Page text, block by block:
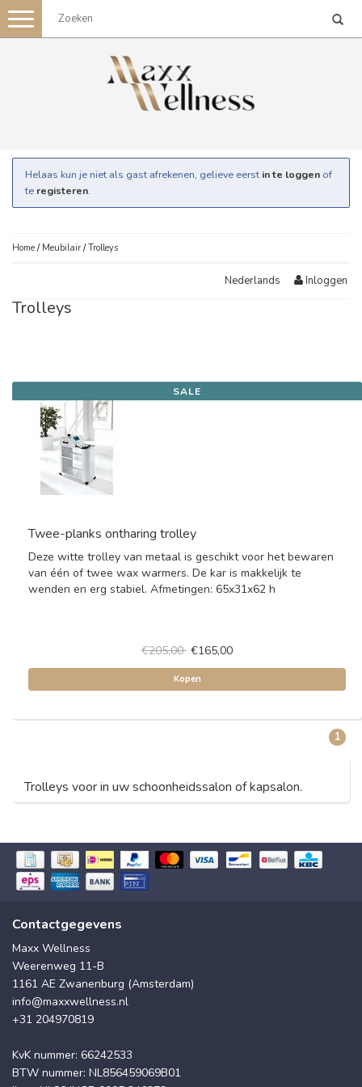
Toggle
navigation
Helaas kun je niet als gast afrekenen, gelieve eerst in te loggen of
te registeren.
Home / Meubilair /Trolleys
Nederlands Inloggen
Trolleys
SALE
Twee-planks ontharing trolley
Deze witte trolley van metaal is geschikt voor het bewaren
van één of twee wax warmers. De kar is makkelijk te
wenden en erg stabiel. Afmetingen: 65x31x62 h
€205,00 €165,00
Kopen
1
Trolleys voor in uw schoonheidssalon of kapsalon.
Contactgegevens
Maxx Wellness
Weerenweg 11-B
1161 AE Zwanenburg (Amsterdam)
info@maxxwellness.nl
+31 204970819
KvK nummer: 66242533
BTW nummer: NL856459069B01